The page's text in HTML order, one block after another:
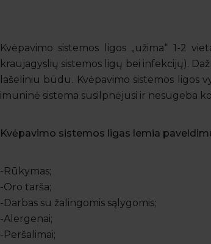
Kvėpavimo sistemos ligos „užima“ 1-2
kraujagyslių sistemos ligų bei infekcijų).
lašeliniu būdu. Kvėpavimo sistemos ligos
imuninė sistema susilpnėjusi ir nesugeba
Kvėpavimo sistemos ligas lemia
-Rūkymas;
-Oro tarša;
-Darbas su žalingomis sąlygomis;
-Alergenai;
-Peršalimai;